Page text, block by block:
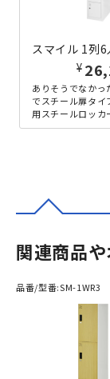
¥
ありそうでなかっ
でスチール扉タイ
用スチールロッカ
320mmとスリム
関連商品
品番/型番:SM-1WR3